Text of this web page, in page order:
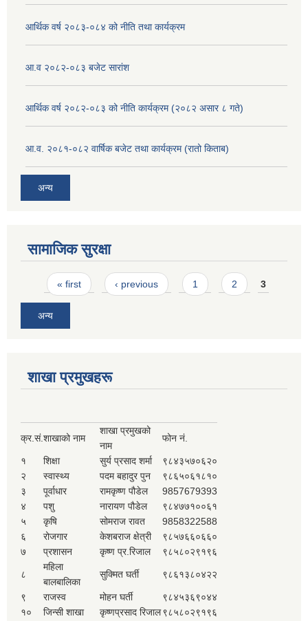
आर्थिक वर्ष २०८३-०८४ को नीति तथा कार्यक्रम
आ.व २०८२-०८३ बजेट सारांश
आर्थिक वर्ष २०८२-०८३ को नीति कार्यक्रम (२०८२ असार ८ गते)
आ.व. २०८१-०८२ वार्षिक बजेट तथा कार्यक्रम (रातो किताब)
अन्य
सामाजिक सुरक्षा
Pages
« first ‹ previous 1 2 3
अन्य
शाखा प्रमुखहरू
क्र.सं.शाखाको नाम
शाखा प्रमुखको
नाम
फोन नं.
१ शिक्षा सुर्य प्रसाद शर्मा
९८४३५७०६२०
२
स्वास्थ्य पदम बहादुर पुन
९८६५०६१८१०
३
पूर्वाधार रामकृष्ण पौडेल
9857679393
४
पशु नारायण पौडेल
९८४७७१००६१
५
कृषि सोमराज रावत
9858322588
६
रोजगार केशबराज क्षेत्री
९८५७६६०६६०
७
प्रशासन कृष्ण प्र.रिजाल ९८५८०२९१९६
८
महिला
बालबालिका
सुक्मित घर्ती ९८६१३८०४२२
९ राजस्व मोहन घर्ती
९८४५३६९०४४
१०
जिन्सी शाखा कृष्णप्रसाद रिजाल९८५८०२९१९६